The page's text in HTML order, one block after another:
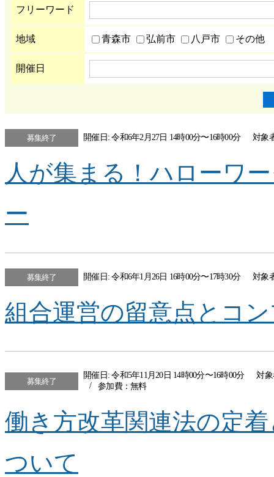
フリーワード
地域 青森市 弘前市 八戸市 その他
開催日
募集終了 開催日: 令和6年2月27日 14時00分〜16時00分 対象
人が集まる！ハローワ
ー
募集終了 開催日: 令和6年1月26日 16時00分〜17時30分 対象
組合運営の留意点とコ
募集終了
開催日: 令和5年11月20日 14時00分〜16時00分
対
参加費：無料
働き方改革関連法の定
ついて